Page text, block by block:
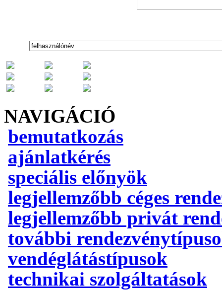
NAVIGÁCIÓ
bemutatkozás
ajánlatkérés
speciális előnyök
legjellemzőbb céges
legjellemzőbb privát
további
vendéglátástípusok
technikai szolgáltatások